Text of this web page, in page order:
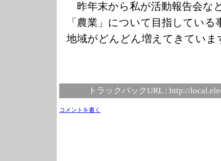
昨年末から私が活動報告会な
「農業」について目指してい
地域がどんどん増えてきていま
トラックバックURL : http://
コメントを書く